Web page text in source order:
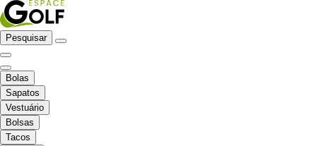
Pesquisar
Bolas
Sapatos
Vestuário
Bolsas
Tacos